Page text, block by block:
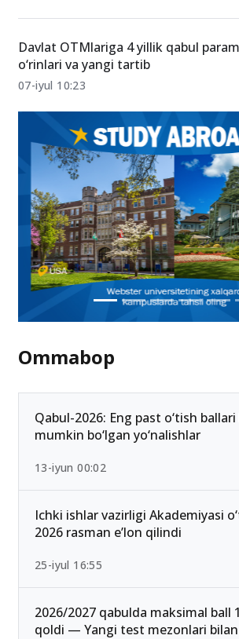
Davlat OTMlariga 4 yillik qabul
o‘rinlari va yangi tartib
07-iyul 10:23
Ommabop
Qabul-2026: Eng past o‘tish
mumkin bo‘lgan yo‘nalishlar
13-iyun 00:02
Ichki ishlar vazirligi Akademiyasi
2026 rasman e’lon qilindi
25-iyul 16:55
2026/2027 qabulda maksimal ball
qoldi — Yangi test mezonlari